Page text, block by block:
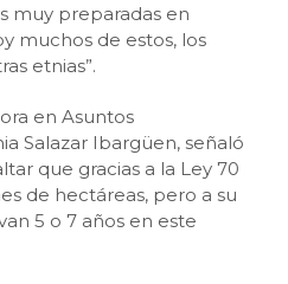
muy preparadas en
muchos de estos, los
etnias”.
en Asuntos
Salazar Ibargüen, señaló
que gracias a la Ley 70
de hectáreas, pero a su
5 o 7 años en este